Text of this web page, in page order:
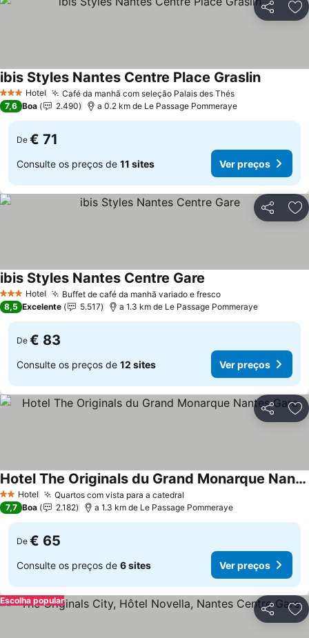
Partilhar
3 EstrelasHotel Café da manhã com seleção Palais des Thés
ibis Styles Nantes Centre Place Graslin
7,6 Boa 2.490 a 0.2 km de Le Passage Pommeraye
De € 71
Consulte os preços de 11 sites Ver preços
Partilhar
3 EstrelasHotel Buffet de café da manhã variado e fresco
ibis Styles Nantes Centre Gare
8,5 Excelente 5.517 a 1.3 km de Le Passage Pommeraye
De € 83
Consulte os preços de 12 sites Ver preços
Partilhar
2 Estrelas
Hotel Quartos com vista para a catedral
Hotel The Originals du Grand Monarque Nantes Gare
7,7 Boa 2.182 a 1.3 km de Le Passage Pommeraye
De € 65
Consulte os preços de 6 sites Ver preços
Partilhar
Escolha popular